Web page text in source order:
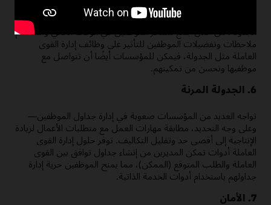
مساعدة الموظفين على الشعور بزيادة الإنتاجية في عملهم وتحقيق
توازن أفضل بين العمل والحياة الشخصية من خلال زيادة مرونة
الجدولة. من خلال جمع مشاعر الموظفين في الوقت الحالي واستخدام
ملاحظات وتفضيلات الموظفين للتأثير على وظائف إدارة القوى
العاملة مثل الجدولة، فيمكن للمؤسسات أيضًا أن تتواصل مع
موظفيها وتحسن من تمكينهم.
6. الجدولة المرنة
تواجه العديد من المؤسسات صعوبة في إدارة جداول الموظفين—
وعلى وجه التحديد، مطابقة مهارات العمل مع متطلبات الأعمال لزيادة
الإنتاجية إلى أقصى حد وتقليل التكاليف. توفر حلول إدارة القوى
العاملة أدوات تمكن المديرين من إنشاء جداول توافق بين القوى
العاملة والطلب المتوقع (الممكن)، مما يمنح الموظفين حرية إدارة
جداولهم باستخدام أدوات الخدمة الذاتية.
7. الأمان